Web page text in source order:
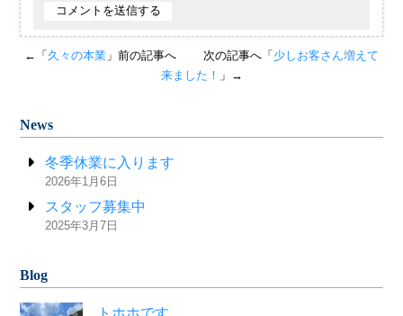
←「久々の本業 」前の記事へ 次の記事へ「少しお客さん増えて
来ました！ 」→
News
冬季休業に入ります
2026年1月6日
スタッフ募集中
2025年3月7日
Blog